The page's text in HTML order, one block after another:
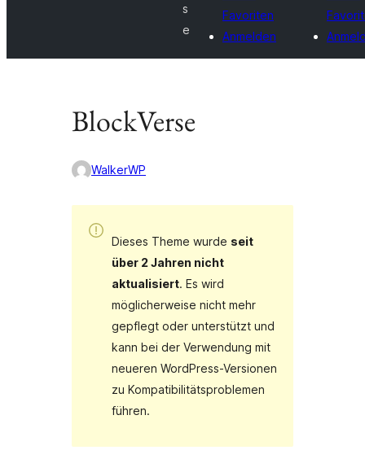
s
e
Favoriten
Anmelden
BlockVerse
WalkerWP
Dieses Theme wurde seit
über 2 Jahren nicht
aktualisiert. Es wird
möglicherweise nicht mehr
gepflegt oder unterstützt und
kann bei der Verwendung mit
neueren WordPress-Versionen
zu Kompatibilitätsproblemen
führen.